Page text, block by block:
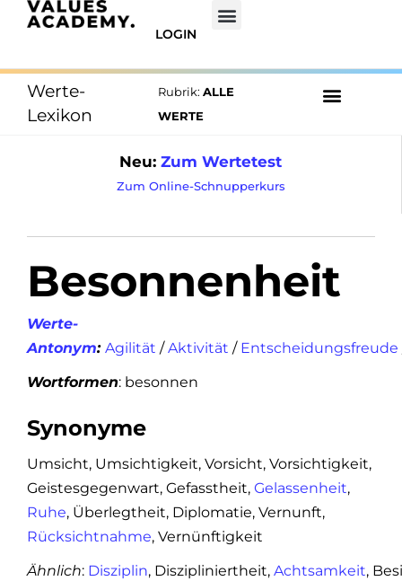
LOGIN
Werte-
Lexikon
Rubrik:ALLE
WERTE
Neu: Zum Wertetest
Zum Online-Schnupperkurs
Besonnenheit
Werte-
Antonym: Agilität /Aktivität / Entscheidungsfreude
Wortformen: besonnen
Synonyme
Umsicht, Umsichtigkeit, Vorsicht, Vorsichtigkeit,
Geistesgegenwart, Gefasstheit, Gelassenheit,
Ruhe, Überlegtheit, Diplomatie, Vernunft,
Rücksichtnahme, Vernünftigkeit
Ähnlich: Disziplin, Diszipliniertheit, Achtsamkeit,